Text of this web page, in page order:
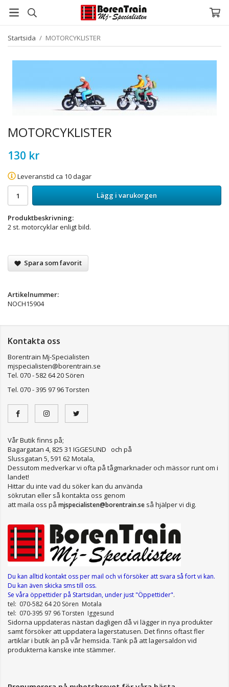
Startsida / MOTORCYKLISTER
MOTORCYKLISTER
130 kr
Leveranstid ca 10 dagar
Lägg i varukorgen
Produktbeskrivning:
2 st. motorcyklar enligt bild.
Spara som favorit
Artikelnummer:
NOCH15904
Kontakta oss
Borentrain Mj-Specialisten
mjspecialisten@borentrain.se
Tel. 070 - 582 64 20 Sören
Tel. 070 - 395 97 96 Torsten
Vår Butik finns på;
Bagargatan 4, 825 31 IGGESUND och på
Slussgatan 5, 591 62 Motala,
Dessutom medverkar vi ofta på tågmarknader och mässor runt om i
landet!
Hittar du inte vad du söker kan du använda
sökrutan eller så kontakta oss genom
att maila oss på mjspecialisten@borentrain.se så hjälper vi dig.
Du kan alltid kontakt oss per mail och vi försöker att svara så fort vi kan.
Du kan även skicka sms till oss.
Se våra öppettiderpå Startsidan, under just "Öppettider".
tel: 070-582 64 20 Sören Motala
tel: 070-395 97 96 Torsten Iggesund
Sidorna uppdateras nästan dagligen då vi lägger in nya produkter
samt försöker att uppdatera lagerstatusen. Det finns oftast fler
artiklar i butik än på vår hemsida. Tänk på att lagersaldon vid
produkterna kanske inte stämmer.